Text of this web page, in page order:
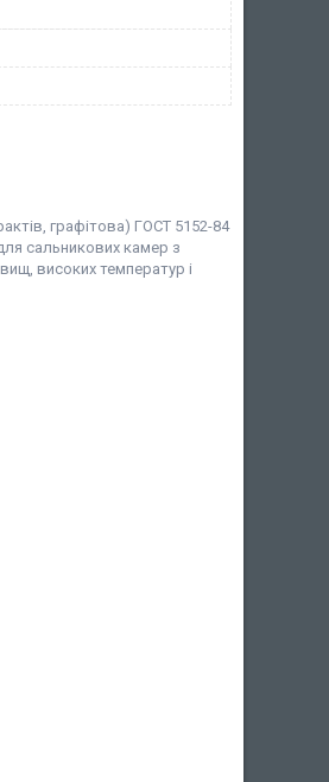
графітова) ГОСТ 5152-84
сальникових камер з
високих температур і